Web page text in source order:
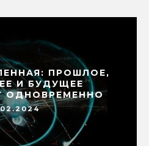
ПРОШЛОЕ,
И БУДУЩЕЕ
ОДНОВРЕМЕННО